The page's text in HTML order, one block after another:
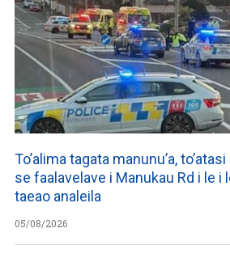
To’alima tagata manunu’a,
se faalavelave i Manukau Rd i le i
taeao analeila
05/08/2026